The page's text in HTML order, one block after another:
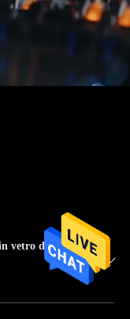
vetro da 1 ml-